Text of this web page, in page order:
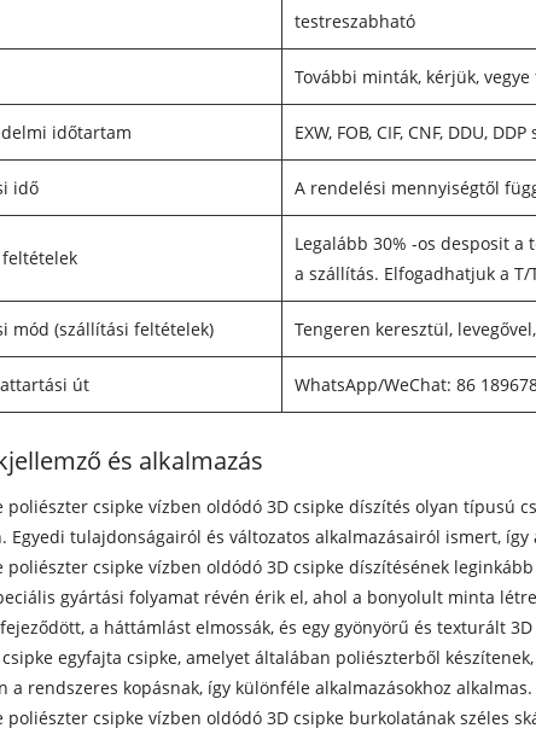
testreszabható
További minták, kérjük,
időtartam EXW, FOB, CIF, CNF, DDU, DDP
idő A rendelési mennyiségtől
feltételek
Legalább 30% -os desposit
a szállítás. Elfogadhatjuk a T/
mód (szállítási feltételek) Tengeren keresztül,
út WhatsApp/WeChat: 86
és alkalmazás
poliészter csipke vízben oldódó 3D csipke díszítés olyan típusú
Egyedi tulajdonságairól és változatos alkalmazásairól ismert, így
poliészter csipke vízben oldódó 3D csipke díszítésének
gyártási folyamat révén érik el, ahol a bonyolult minta
a háttámlást elmossák, és egy gyönyörű és texturált
egyfajta csipke, amelyet általában poliészterből
a rendszeres kopásnak, így különféle alkalmazásokhoz alkalmas.
poliészter csipke vízben oldódó 3D csipke burkolatának széles